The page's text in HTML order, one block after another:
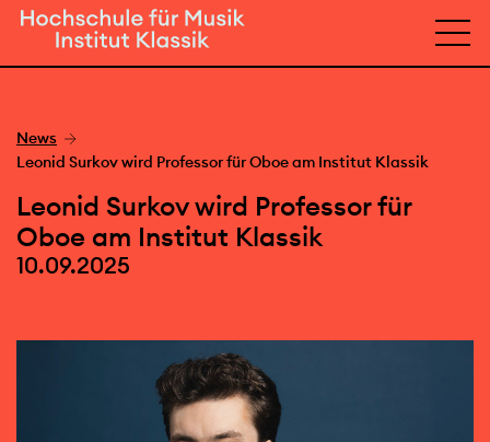
News
Leonid Surkov wird Professor für Oboe am Institut Klassik
Leonid Surkov wird Professor für
Oboe am Institut Klassik
10.09.2025